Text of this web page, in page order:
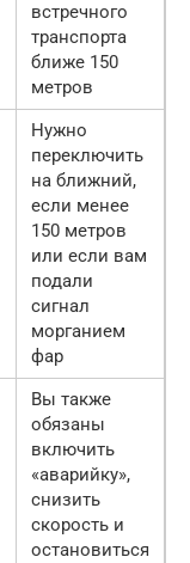
встречного
транспорта
ближе 150
метров
Нужно
переключить
на ближний,
если менее
150 метров
или если вам
подали
сигнал
морганием
фар
Вы также
обязаны
включить
«аварийку»,
снизить
скорость и
остановиться